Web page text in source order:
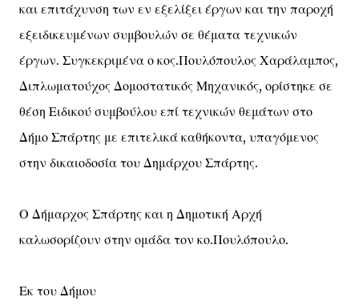
και επιτάχυνση των εν εξελίξει έργων και την παροχή
εξειδικευμένων συμβουλών σε θέματα τεχνικών
έργων. Συγκεκριμένα ο κος.Πουλόπουλος Χαράλαμπος,
Διπλωματούχος Δομοστατικός Μηχανικός, ορίστηκε σε
θέση Ειδικού συμβούλου επί τεχνικών θεμάτων στο
Δήμο Σπάρτης με επιτελικά καθήκοντα, υπαγόμενος
στην δικαιοδοσία του Δημάρχου Σπάρτης.
Ο Δήμαρχος Σπάρτης και η Δημοτική Αρχή
καλωσορίζουν στην ομάδα τον κο.Πουλόπουλο.
Εκ του Δήμου